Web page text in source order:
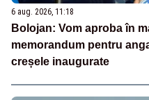
6 aug. 2026, 11:18
Bolojan: Vom aproba în
memorandum pentru
creșele inaugurate